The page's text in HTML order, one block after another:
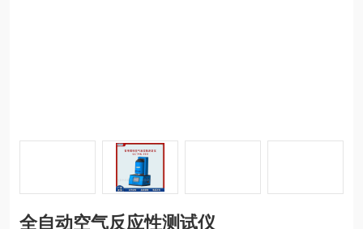
全自动空气反应性测试仪